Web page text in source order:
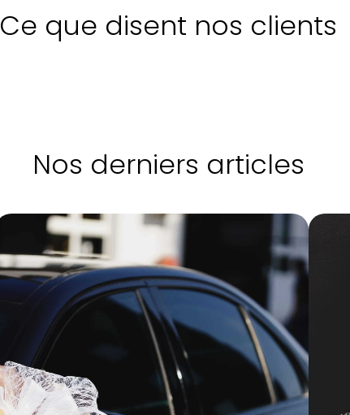
Ce que disent nos clients
Nos derniers articles